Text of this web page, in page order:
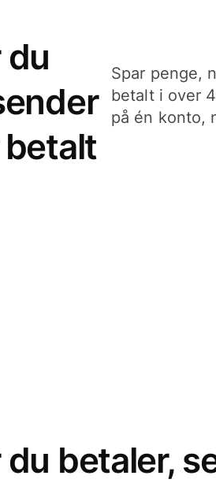
du
Spar penge,
betalt i over
på én konto,
du betaler,